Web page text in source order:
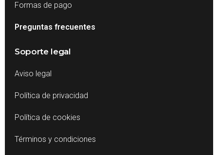
Formas de pago
Preguntas frecuentes
Soporte legal
Aviso legal
Política de privacidad
Política de cookies
Términos y condiciones